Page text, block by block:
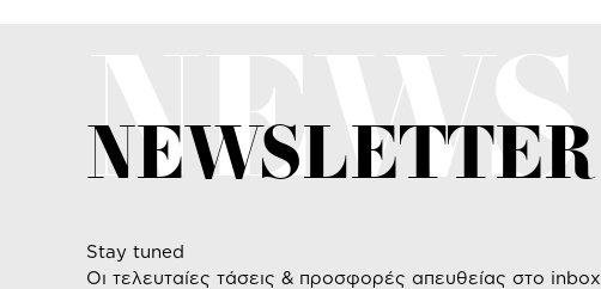
NEWS
NEWSLETTER
Stay tuned
Οι τελευταίες τάσεις & προσφορές απευθείας στο inbox